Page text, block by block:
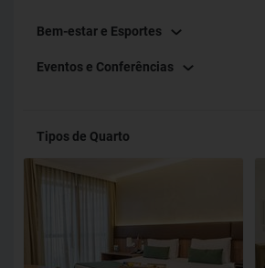
Bem-estar e Esportes
Eventos e Conferências
Tipos de Quarto